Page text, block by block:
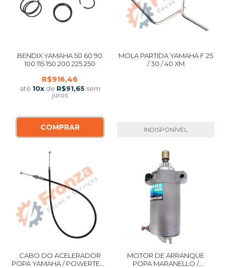
BENDIX YAMAHA 50 60 90
100 115 150 200 225 250
R$916,46
até 10xde R$91,65 sem
juros
COMPRAR
MOLA PARTIDA YAMAHA F 25
/ 30 / 40 XM
INDISPONÍVEL
CABO DO ACELERADOR
POPA YAMAHA / POWERTEC /
MOTOR DE ARRANQUE
POPA MARANELLO /